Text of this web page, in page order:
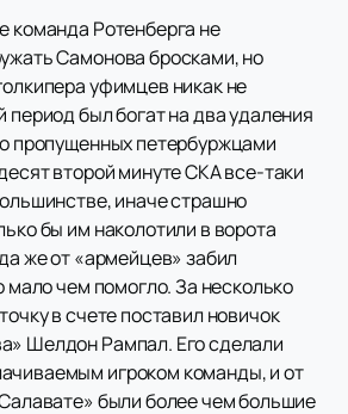
команда Ротенберга не
Самонова бросками, но
уфимцев никак не
период был богат на два удаления
пропущенных петербуржцами
второй минуте СКА все-таки
иначе страшно
бы им наколотили в ворота
же от «армейцев» забил
мало чем помогло. За несколько
в счете поставил новичок
Шелдон Рампал. Его сделали
игроком команды, и от
были более чем большие